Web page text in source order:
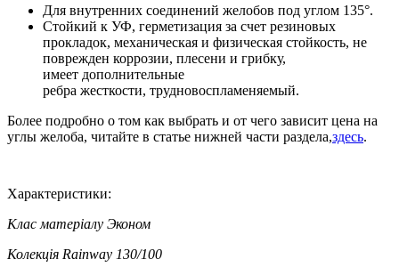
Для внутренних соединений желобов под углом 135°.
Стойкий к УФ, герметизация за счет резиновых
прокладок, механическая и физическая стойкость, не
поврежден коррозии, плесени и грибку,
имеет дополнительные
ребра жесткости, трудновоспламеняемый.
Более подробно о том как выбрать и от чего зависит цена на
углы желоба, читайте в статье нижней части раздела,здесь.
Характеристики:
Клас матеріалу Эконом
Колекція Rainway 130/100